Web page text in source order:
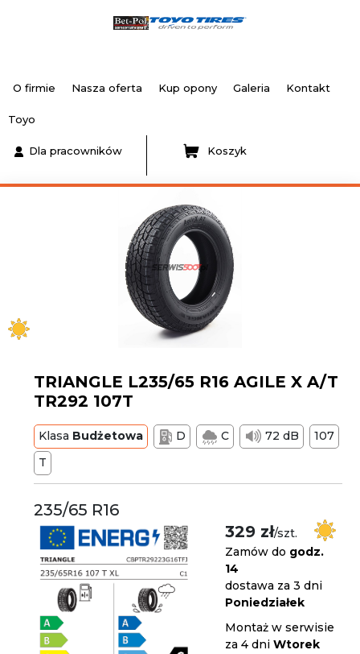
O firmie Nasza oferta Kup opony Galeria Kontakt
Toyo
Dla pracowników Koszyk
TRIANGLE L235/65 R16 AGILE X A/T
TR292 107T
Klasa Budżetowa D C 72 dB
107
T
235/65 R16
329 zł/szt.
Zamów do godz.
14
dostawa za 3 dni
Poniedziałek
Montaż w serwisie
za 4 dniWtorek